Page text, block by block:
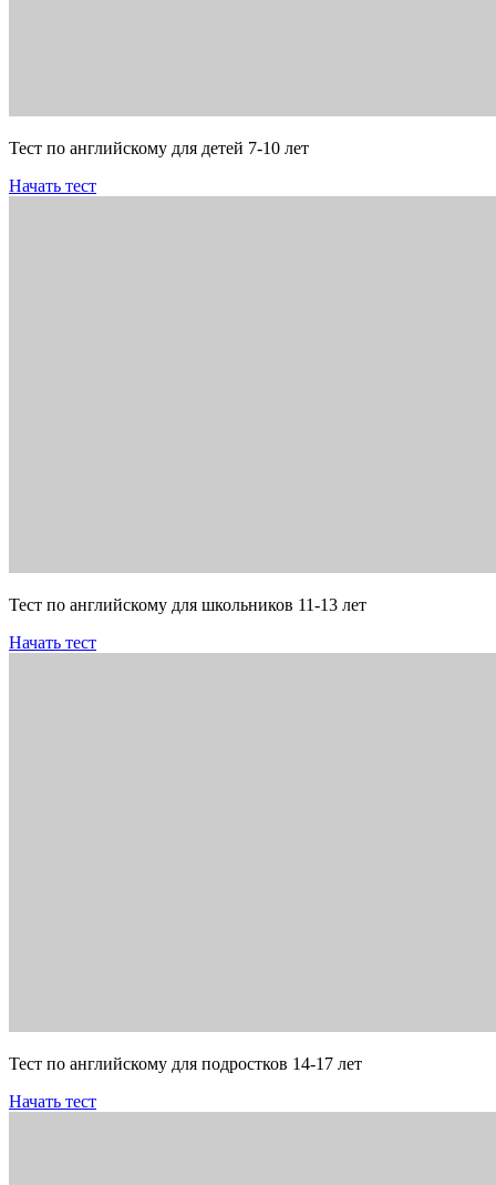
Тест по английскому для детей 7-10 лет
Начать тест
Тест по английскому для школьников 11-13 лет
Начать тест
Тест по английскому для подростков 14-17 лет
Начать тест